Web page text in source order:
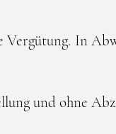
In
und ohne